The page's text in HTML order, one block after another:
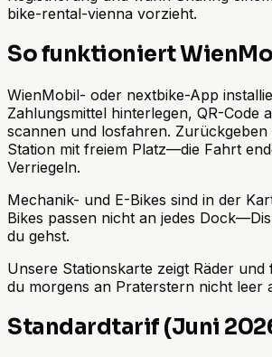
bike-rental-vienna vorzieht.
So funktioniert
WienMobil- oder nextbike-App
Zahlungsmittel hinterlegen, QR-Code
scannen und losfahren. Zurückgeben
Station mit freiem Platz—die Fahrt
Verriegeln.
Mechanik- und E-Bikes sind in der
Bikes passen nicht an jedes
du gehst.
Unsere Stationskarte zeigt Räder und
du morgens an Praterstern nicht leer
Standardtarif (Juni